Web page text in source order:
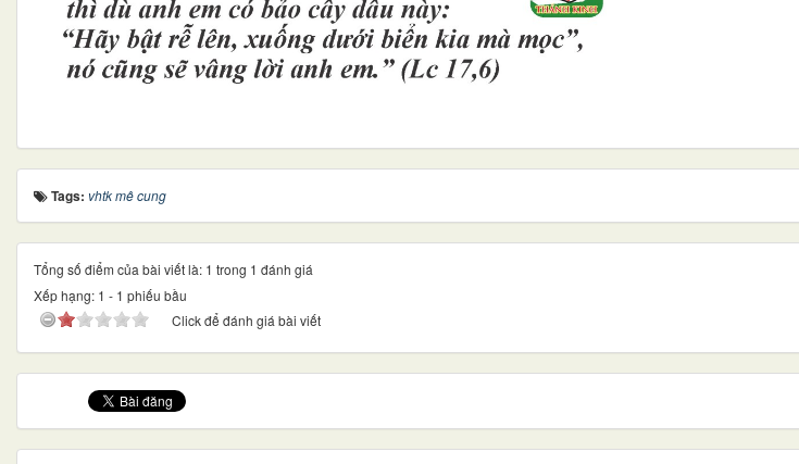
Tags: vhtk mê cung
Tổng số điểm của bài viết là: 1 trong 1 đánh giá
Xếp hạng: 1 - 1 phiếu bầu
Click để đánh giá bài viết